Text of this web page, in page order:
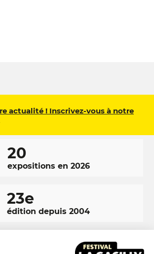
actualité ! Inscrivez-vous à notre
20
expositions en 2026
23e
édition depuis 2004